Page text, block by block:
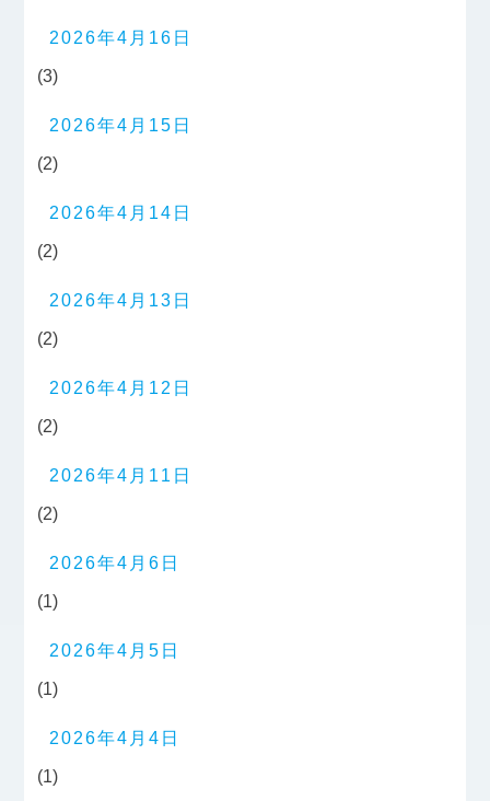
2026年4月16日
(3)
2026年4月15日
(2)
2026年4月14日
(2)
2026年4月13日
(2)
2026年4月12日
(2)
2026年4月11日
(2)
2026年4月6日
(1)
2026年4月5日
(1)
2026年4月4日
(1)